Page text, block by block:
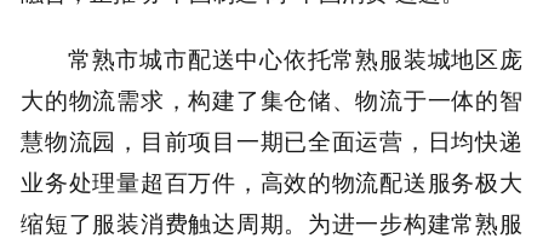
常熟市城市配送中心依托常熟服装城地区庞
大的物流需求，构建了集仓储、物流于一体的智
慧物流园，目前项目一期已全面运营，日均快递
业务处理量超百万件，高效的物流配送服务极大
缩短了服装消费触达周期。为进一步构建常熟服